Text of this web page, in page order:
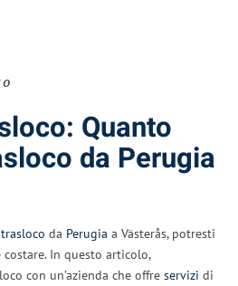
Quanto
da Perugia
trasloco da Perugia a Västerås, potresti
In questo articolo,
con un’azienda che offre servizi di